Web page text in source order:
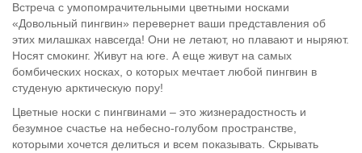
Встреча с умопомрачительными цветными носками
«Довольный пингвин» перевернет ваши представления об
этих милашках навсегда! Они не летают, но плавают и ныряют.
Носят смокинг. Живут на юге. А еще живут на самых
бомбических носках, о которых мечтает любой пингвин в
студеную арктическую пору!
Цветные носки с пингвинами – это жизнерадостность и
безумное счастье на небесно-голубом пространстве,
которыми хочется делиться и всем показывать. Скрывать